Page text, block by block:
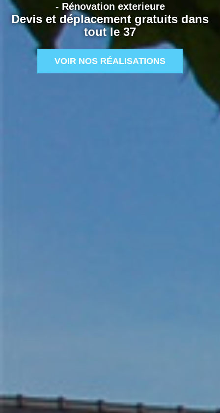
- Rénovation exterieure
Devis et déplacement gratuits dans
tout le 37
VOIR NOS RÉALISATIONS